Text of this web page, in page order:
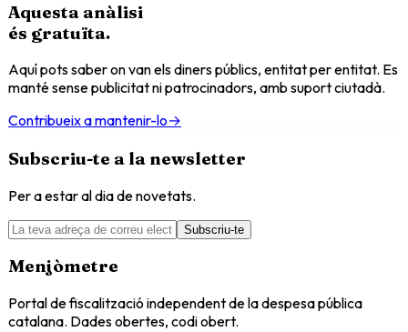
Aquesta anàlisi
és gratuïta.
Aquí pots saber on van els diners públics, entitat per entitat. Es
manté sense publicitat ni patrocinadors, amb suport ciutadà.
Contribueix a mantenir-lo→
Subscriu-te a la newsletter
Per a estar al dia de novetats.
Subscriu-te
Menjòmetre
Portal de fiscalització independent de la despesa pública
catalana. Dades obertes, codi obert.